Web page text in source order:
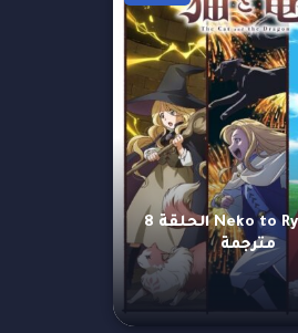
انمي Neko to Ryuu الحلقة 8
مترجمة